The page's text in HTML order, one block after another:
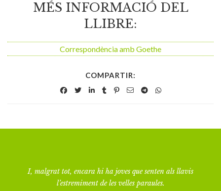
MÉS INFORMACIÓ DEL
LLIBRE:
Correspondència amb Goethe
COMPARTIR:
I, malgrat tot, encara hi ha joves que senten als llavis
l’estremiment de les velles paraules.